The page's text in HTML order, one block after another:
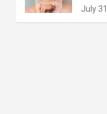
July